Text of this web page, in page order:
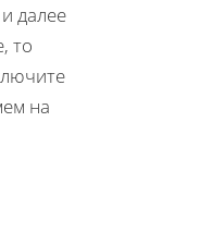
далее
то
на